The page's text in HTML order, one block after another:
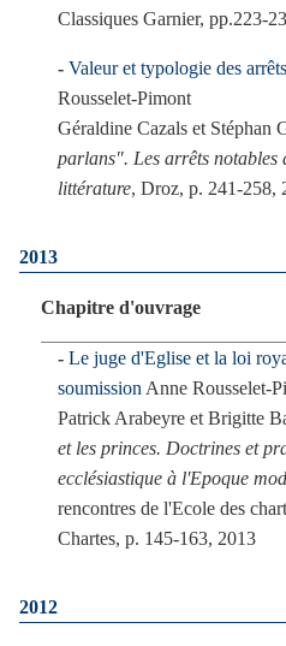
Classiques Garnier, pp.223-
Valeur et typologie des
Rousselet-Pimont
Géraldine Cazals et Stéphan
parlans". Les arrêts notables
littérature, Droz, p. 241-258,
2013
Chapitre d'ouvrage
Le juge d'Eglise et la loi
soumission Anne Rousselet-
Patrick Arabeyre et Brigitte
et les princes. Doctrines et
ecclésiastique à l'Epoque
rencontres de l'Ecole des
Chartes, p. 145-163, 2013
2012